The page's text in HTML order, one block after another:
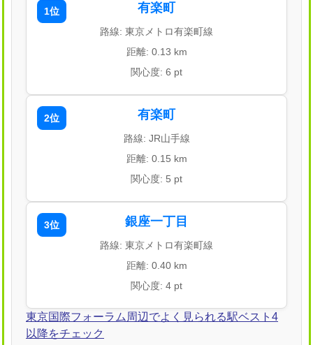
1位 有楽町
路線: 東京メトロ有楽町線
距離: 0.13 km
関心度: 6 pt
2位 有楽町
路線: JR山手線
距離: 0.15 km
関心度: 5 pt
3位 銀座一丁目
路線: 東京メトロ有楽町線
距離: 0.40 km
関心度: 4 pt
東京国際フォーラム周辺でよく見られる駅ベスト4
以降をチェック